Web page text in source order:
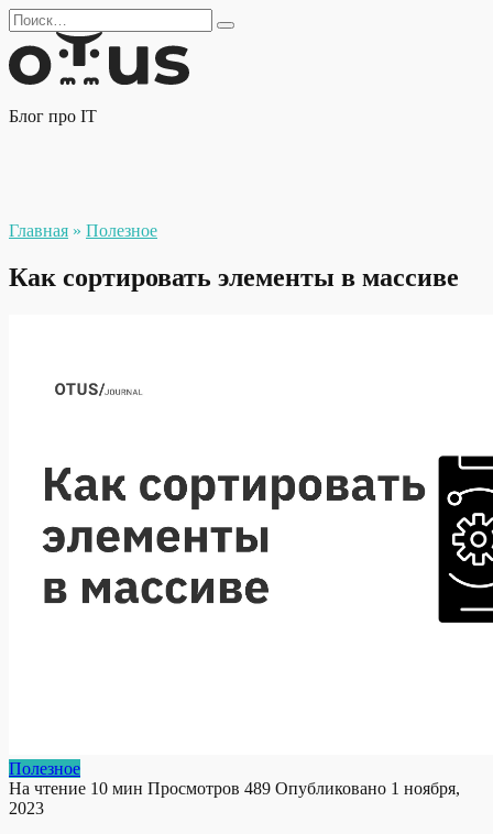
Перейти
к
содержанию
Search
for:
Блог про IT
Главная » Полезное
Как сортировать элементы в массиве
Полезное
На чтение 10 мин Просмотров 489 Опубликовано 1 ноября,
2023